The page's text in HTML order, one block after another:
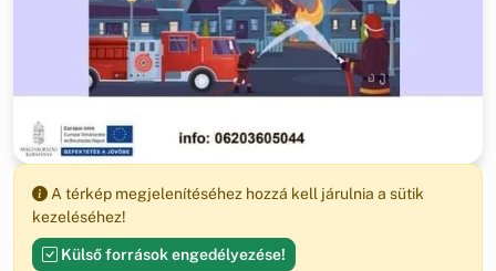
A térkép megjelenítéséhez hozzá kell járulnia a sütik
kezeléséhez!
Külső források engedélyezése!